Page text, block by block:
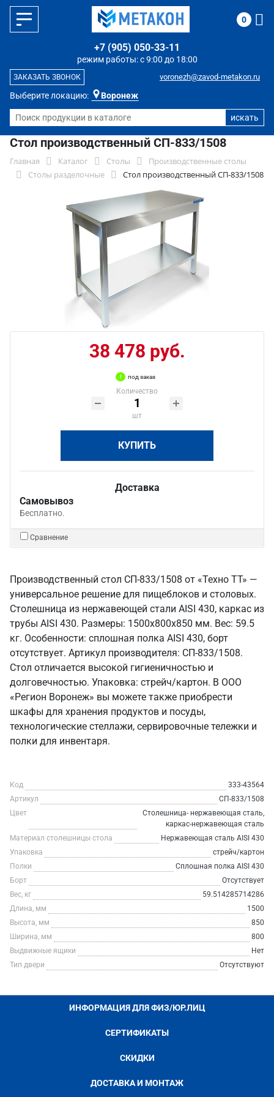
Выберите локацию: Воронеж
режим работы: с 9:00 до 18:00
+7 (905) 050-33-11
voronezh@zavod-metakon.ru
ЗАКАЗАТЬ ЗВОНОК
0
Стол производственный СП-833/1508
Главная Каталог Столы
Производственные столы
Столы разделочные
Стол производственный СП-833/1508
38 478 руб.
под заказ
Количество
шт
КУПИТЬ
Доставка
Самовывоз
Бесплатно.
Сравнение
Производственный стол СП-833/1508 от «Техно ТТ» —
универсальное решение для пищеблоков и столовых.
Столешница из нержавеющей стали AISI 430, каркас из
трубы AISI 430. Размеры: 1500x800x850 мм. Вес: 59.5
кг. Особенности: сплошная полка AISI 430, борт
отсутствует. Артикул производителя: СП-833/1508.
Стол отличается высокой гигиеничностью и
долговечностью. Упаковка: стрейч/картон. В ООО
«Регион Воронеж» вы можете также приобрести
шкафы для хранения продуктов и посуды,
технологические стеллажи, сервировочные тележки и
полки для инвентаря.
Код
333-43564
Артикул
СП-833/1508
Цвет
Столешница- нержавеющая сталь,
каркас-нержавеющая сталь
Материал столешницы стола
Нержавеющая сталь AISI 430
Упаковка
стрейч/картон
Полки
Сплошная полка AISI 430
Борт
Отсутствует
Вес, кг
59.514285714286
Длина, мм
1500
Высота, мм
850
Ширина, мм
800
Выдвижные ящики
Нет
Тип двери
Отсутствуют
ИНФОРМАЦИЯ ДЛЯ ФИЗ/ЮР.ЛИЦ
СЕРТИФИКАТЫ
СКИДКИ
ДОСТАВКА И МОНТАЖ